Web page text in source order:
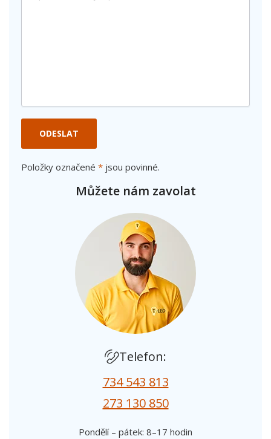
ODESLAT
Položky označené * jsou povinné.
Můžete nám zavolat
Telefon:
734 543 813
273 130 850
Pondělí – pátek: 8–17 hodin